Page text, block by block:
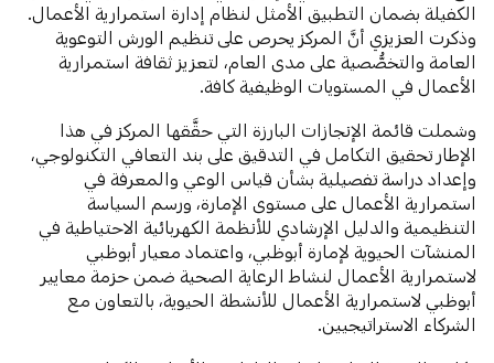
الكفيلة بضمان التطبيق الأمثل لنظام إدارة استمرارية الأعمال.
وذكرت العزيزي أنَّ المركز يحرص على تنظيم الورش التوعوية
العامة والتخصُّصية على مدى العام، لتعزيز ثقافة استمرارية
الأعمال في المستويات الوظيفية كافة.
وشملت قائمة الإنجازات البارزة التي حقَّقها المركز في هذا
الإطار تحقيق التكامل في التدقيق على بند التعافي التكنولوجي،
وإعداد دراسة تفصيلية بشأن قياس الوعي والمعرفة في
استمرارية الأعمال على مستوى الإمارة، ورسم السياسة
التنظيمية والدليل الإرشادي للأنظمة الكهربائية الاحتياطية في
المنشآت الحيوية لإمارة أبوظبي، واعتماد معيار أبوظبي
لاستمرارية الأعمال لنشاط الرعاية الصحية ضمن حزمة معايير
أبوظبي لاستمرارية الأعمال للأنشطة الحيوية، بالتعاون مع
الشركاء الاستراتيجيين.